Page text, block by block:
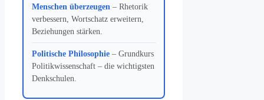
Menschen überzeugen– Rhetorik
verbessern, Wortschatz erweitern,
Beziehungen stärken.
Politische Philosophie– Grundkurs
Politikwissenschaft – die wichtigsten
Denkschulen.